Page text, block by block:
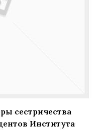
сестричества
Института